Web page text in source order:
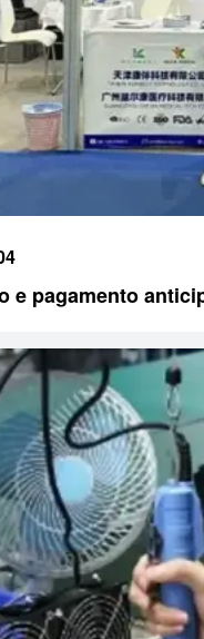
e pagamento